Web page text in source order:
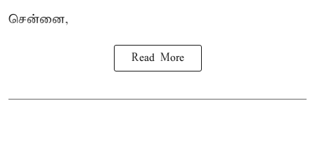
சென்னை,
Read More